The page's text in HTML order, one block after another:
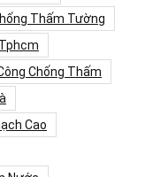
Thấm Tường
Chống Thấm
Cao